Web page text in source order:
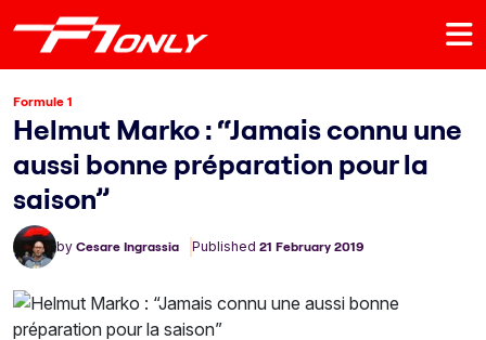
Formule 1
Helmut Marko : “Jamais connu une
aussi bonne préparation pour la
saison”
by Cesare Ingrassia Published 21 February 2019